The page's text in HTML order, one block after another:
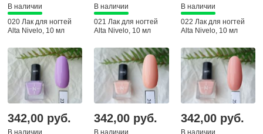
В наличии
020 Лак для ногтей
Alta Nivelo, 10 мл
В наличии
021 Лак для ногтей
Alta Nivelo, 10 мл
В наличии
022 Лак для ногтей
Alta Nivelo, 10 мл
342,00 руб.
В наличии
342,00 руб.
В наличии
342,00 руб.
В наличии